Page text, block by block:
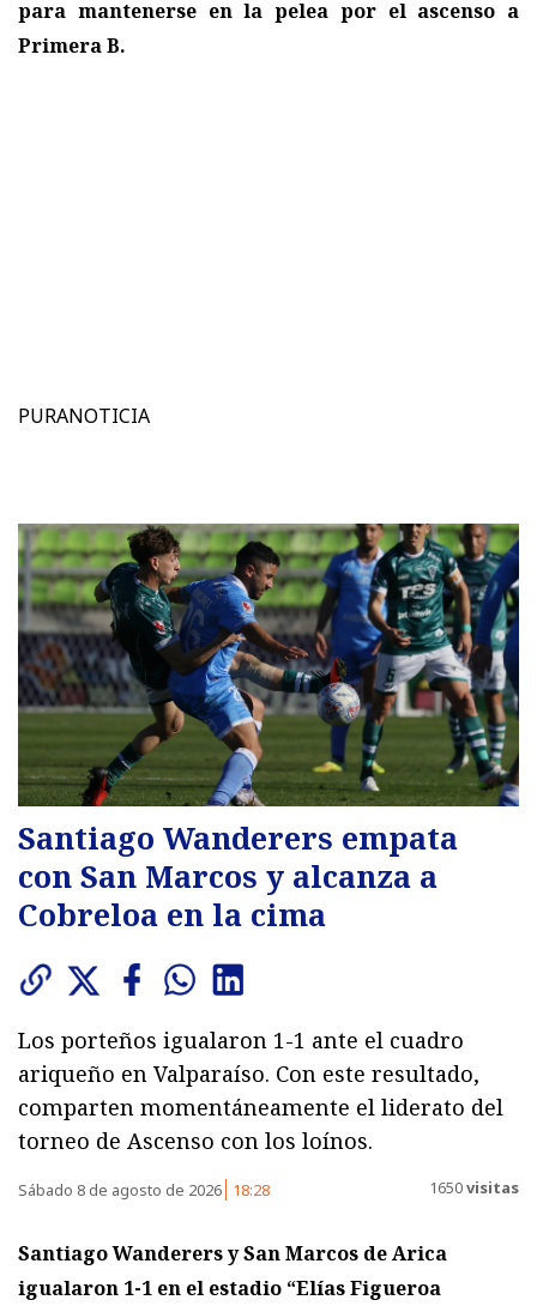
para mantenerse en la pelea por el ascenso a
Primera B.
PURANOTICIA
Santiago Wanderers empata
con San Marcos y alcanza a
Cobreloa en la cima
Los porteños igualaron 1-1 ante el cuadro
ariqueño en Valparaíso. Con este resultado,
comparten momentáneamente el liderato del
torneo de Ascenso con los loínos.
Sábado 8 de agosto de 2026 18:28 1650visitas
Santiago Wanderers y San Marcos de Arica
igualaron 1-1 en el estadio “Elías Figueroa